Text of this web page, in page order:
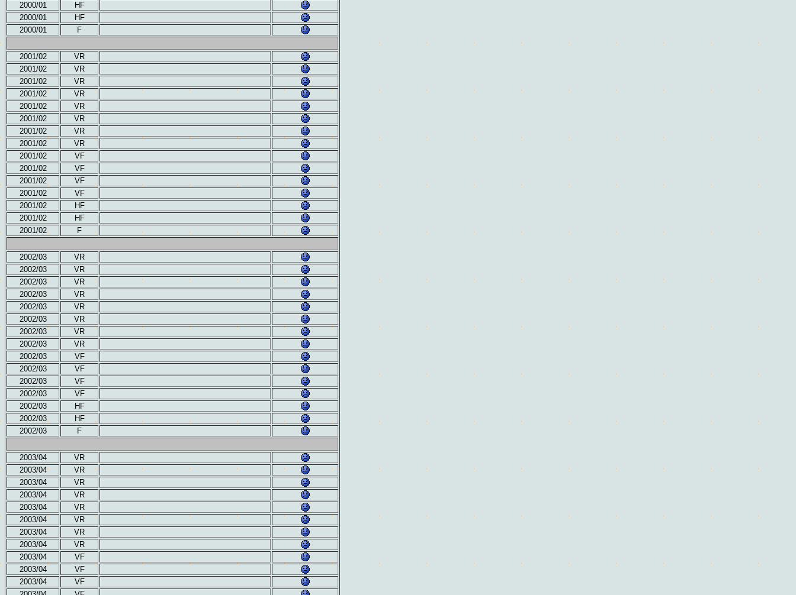
2000/01
HF
2000/01
HF
2000/01
F
2001/02
VR
2001/02
VR
2001/02
VR
2001/02
VR
2001/02
VR
2001/02
VR
2001/02
VR
2001/02
VR
2001/02
VF
2001/02
VF
2001/02
VF
2001/02
VF
2001/02
HF
2001/02
HF
2001/02
F
2002/03
VR
2002/03
VR
2002/03
VR
2002/03
VR
2002/03
VR
2002/03
VR
2002/03
VR
2002/03
VR
2002/03
VF
2002/03
VF
2002/03
VF
2002/03
VF
2002/03
HF
2002/03
HF
2002/03
F
2003/04
VR
2003/04
VR
2003/04
VR
2003/04
VR
2003/04
VR
2003/04
VR
2003/04
VR
2003/04
VR
2003/04
VF
2003/04
VF
2003/04
VF